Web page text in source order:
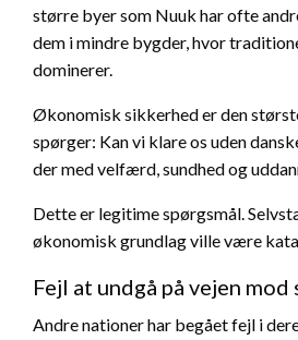
større byer som Nuuk har ofte
dem i mindre bygder, hvor
dominerer.
Økonomisk sikkerhed er den
spørger: Kan vi klare os uden
der med velfærd, sundhed og
Dette er legitime spørgsmål.
økonomisk grundlag ville være
Fejl at undgå på vejen
Andre nationer har begået fejl i